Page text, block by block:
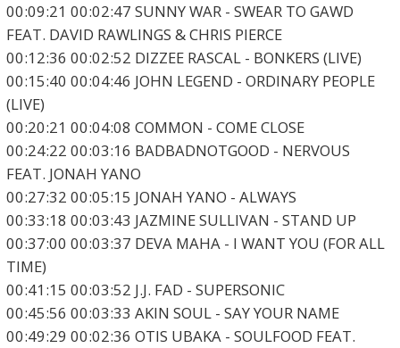
00:09:21 00:02:47 SUNNY WAR - SWEAR TO GAWD
FEAT. DAVID RAWLINGS & CHRIS PIERCE
00:12:36 00:02:52 DIZZEE RASCAL - BONKERS (LIVE)
00:15:40 00:04:46 JOHN LEGEND - ORDINARY PEOPLE
(LIVE)
00:20:21 00:04:08 COMMON - COME CLOSE
00:24:22 00:03:16 BADBADNOTGOOD - NERVOUS
FEAT. JONAH YANO
00:27:32 00:05:15 JONAH YANO - ALWAYS
00:33:18 00:03:43 JAZMINE SULLIVAN - STAND UP
00:37:00 00:03:37 DEVA MAHA - I WANT YOU (FOR ALL
TIME)
00:41:15 00:03:52 J.J. FAD - SUPERSONIC
00:45:56 00:03:33 AKIN SOUL - SAY YOUR NAME
00:49:29 00:02:36 OTIS UBAKA - SOULFOOD FEAT.